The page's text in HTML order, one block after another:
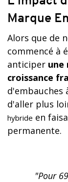
Marque
Alors que de
commencé à
anticiper une
croissance
d'embauches
d'aller plus
hybride en
permanente.
"Pour